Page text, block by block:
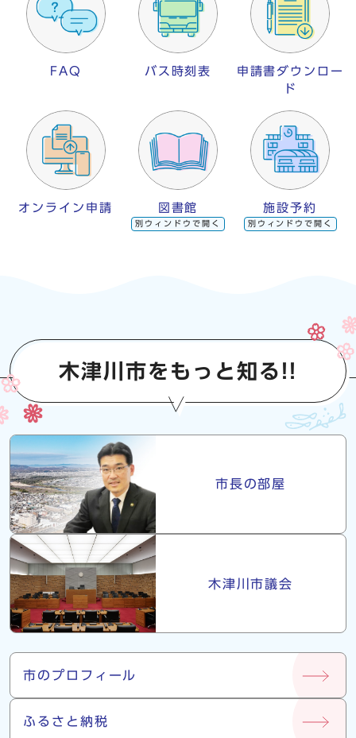
FAQ バス時刻表
申請書ダウンロー
ド
オンライン申請 図書館
別ウィンドウで開く
施設予約
別ウィンドウで開く
木津川市をもっと知る!!
市長・議会
市長の部屋
木津川市議会
市について
市のプロフィール
ふるさと納税